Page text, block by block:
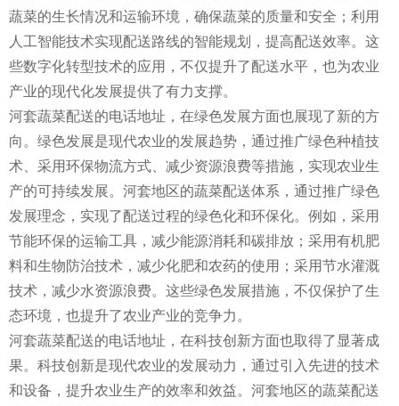
蔬菜的生长情况和运输环境，确保蔬菜的质量和安全；利用
人工智能技术实现配送路线的智能规划，提高配送效率。这
些数字化转型技术的应用，不仅提升了配送水平，也为农业
产业的现代化发展提供了有力支撑。
河套蔬菜配送的电话地址，在绿色发展方面也展现了新的方
向。绿色发展是现代农业的发展趋势，通过推广绿色种植技
术、采用环保物流方式、减少资源浪费等措施，实现农业生
产的可持续发展。河套地区的蔬菜配送体系，通过推广绿色
发展理念，实现了配送过程的绿色化和环保化。例如，采用
节能环保的运输工具，减少能源消耗和碳排放；采用有机肥
料和生物防治技术，减少化肥和农药的使用；采用节水灌溉
技术，减少水资源浪费。这些绿色发展措施，不仅保护了生
态环境，也提升了农业产业的竞争力。
河套蔬菜配送的电话地址，在科技创新方面也取得了显著成
果。科技创新是现代农业的发展动力，通过引入先进的技术
和设备，提升农业生产的效率和效益。河套地区的蔬菜配送